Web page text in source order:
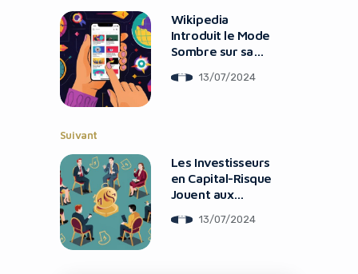
Wikipedia
Introduit le Mode
Sombre sur sa
13/07/2024
Suivant
Les Investisseurs
en Capital-Risque
Jouent aux
13/07/2024
Yes, I will turn off Ad-Blocker
No Thanks